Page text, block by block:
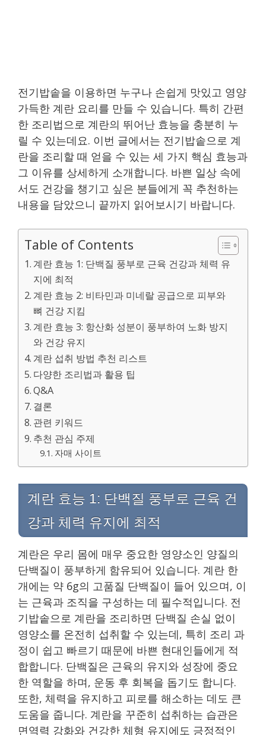
전기밥솥을 이용하면 누구나 손쉽게 맛있고 영양
가득한 계란 요리를 만들 수 있습니다. 특히 간편
한 조리법으로 계란의 뛰어난 효능을 충분히 누
릴 수 있는데요. 이번 글에서는 전기밥솥으로 계
란을 조리할 때 얻을 수 있는 세 가지 핵심 효능과
그 이유를 상세하게 소개합니다. 바쁜 일상 속에
서도 건강을 챙기고 싶은 분들에게 꼭 추천하는
내용을 담았으니 끝까지 읽어보시기 바랍니다.
Table of Contents
계란 효능 1: 단백질 풍부로 근육 건강과 체력 유
지에 최적
계란 효능 2: 비타민과 미네랄 공급으로 피부와
뼈 건강 지킴
계란 효능 3: 항산화 성분이 풍부하여 노화 방지
와 건강 유지
계란 섭취 방법 추천 리스트
다양한 조리법과 활용 팁
Q&A
결론
관련 키워드
추천 관심 주제
자매 사이트
계란 효능 1: 단백질 풍부로 근육 건
강과 체력 유지에 최적
계란은 우리 몸에 매우 중요한 영양소인 양질의
단백질이 풍부하게 함유되어 있습니다. 계란 한
개에는 약 6g의 고품질 단백질이 들어 있으며, 이
는 근육과 조직을 구성하는 데 필수적입니다. 전
기밥솥으로 계란을 조리하면 단백질 손실 없이
영양소를 온전히 섭취할 수 있는데, 특히 조리 과
정이 쉽고 빠르기 때문에 바쁜 현대인들에게 적
합합니다. 단백질은 근육의 유지와 성장에 중요
한 역할을 하며, 운동 후 회복을 돕기도 합니다.
또한, 체력을 유지하고 피로를 해소하는 데도 큰
도움을 줍니다. 계란을 꾸준히 섭취하는 습관은
면역력 강화와 건강한 체형 유지에도 긍정적인